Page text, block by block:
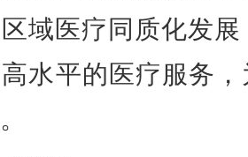
域医疗同质化发
水平的医疗服务